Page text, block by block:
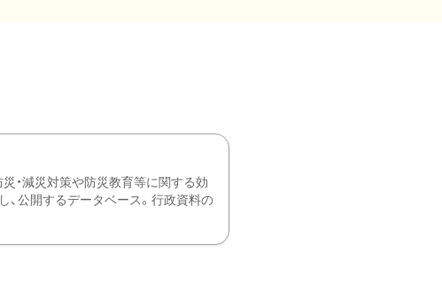
・減災対策や防災教育等に関する効
、公開するデータベース。行政資料の